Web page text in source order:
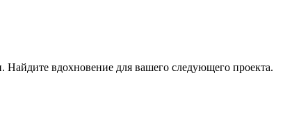
вдохновение для вашего следующего проекта.